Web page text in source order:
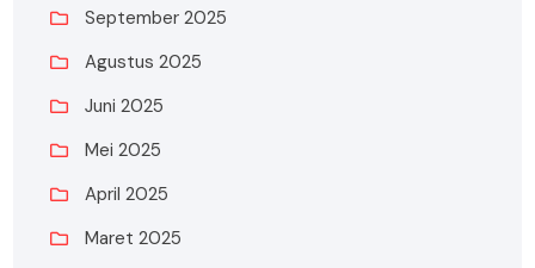
September 2025
Agustus 2025
Juni 2025
Mei 2025
April 2025
Maret 2025